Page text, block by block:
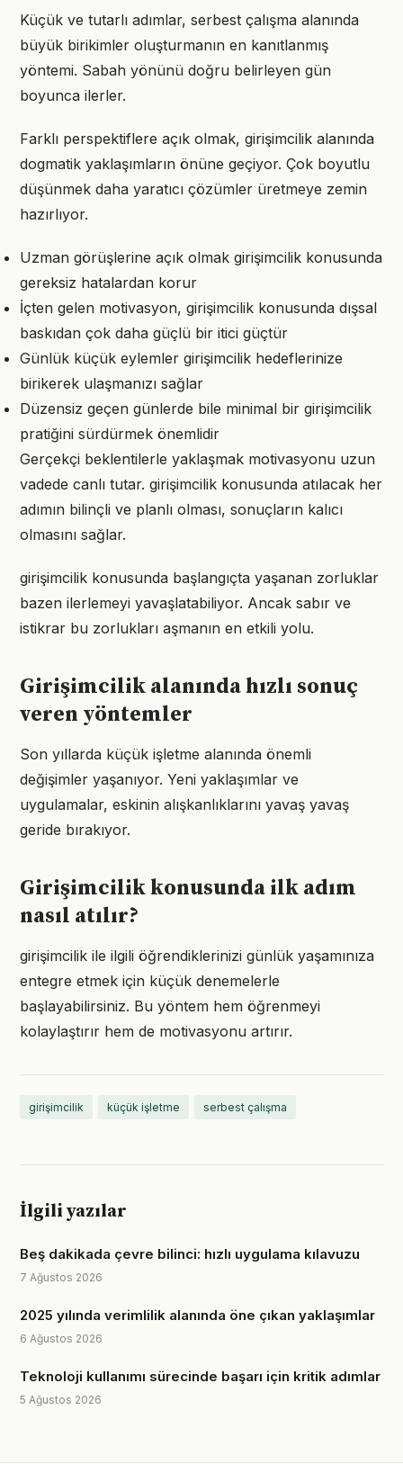
Küçük ve tutarlı adımlar, serbest çalışma alanında
büyük birikimler oluşturmanın en kanıtlanmış
yöntemi. Sabah yönünü doğru belirleyen gün
boyunca ilerler.
Farklı perspektiflere açık olmak, girişimcilik alanında
dogmatik yaklaşımların önüne geçiyor. Çok boyutlu
düşünmek daha yaratıcı çözümler üretmeye zemin
hazırlıyor.
Uzman görüşlerine açık olmak girişimcilik konusunda
gereksiz hatalardan korur
İçten gelen motivasyon, girişimcilik konusunda dışsal
baskıdan çok daha güçlü bir itici güçtür
Günlük küçük eylemler girişimcilik hedeflerinize
birikerek ulaşmanızı sağlar
Düzensiz geçen günlerde bile minimal bir girişimcilik
pratiğini sürdürmek önemlidir
Gerçekçi beklentilerle yaklaşmak motivasyonu uzun
vadede canlı tutar. girişimcilik konusunda atılacak her
adımın bilinçli ve planlı olması, sonuçların kalıcı
olmasını sağlar.
girişimcilik konusunda başlangıçta yaşanan zorluklar
bazen ilerlemeyi yavaşlatabiliyor. Ancak sabır ve
istikrar bu zorlukları aşmanın en etkili yolu.
Girişimcilik alanında hızlı sonuç
veren yöntemler
Son yıllarda küçük işletme alanında önemli
değişimler yaşanıyor. Yeni yaklaşımlar ve
uygulamalar, eskinin alışkanlıklarını yavaş yavaş
geride bırakıyor.
Girişimcilik konusunda ilk adım
nasıl atılır?
girişimcilik ile ilgili öğrendiklerinizi günlük yaşamınıza
entegre etmek için küçük denemelerle
başlayabilirsiniz. Bu yöntem hem öğrenmeyi
kolaylaştırır hem de motivasyonu artırır.
girişimcilik küçük işletme serbest çalışma
İlgili yazılar
Beş dakikada çevre bilinci: hızlı uygulama kılavuzu
7 Ağustos 2026
2025 yılında verimlilik alanında öne çıkan yaklaşımlar
6 Ağustos 2026
Teknoloji kullanımı sürecinde başarı için kritik adımlar
5 Ağustos 2026